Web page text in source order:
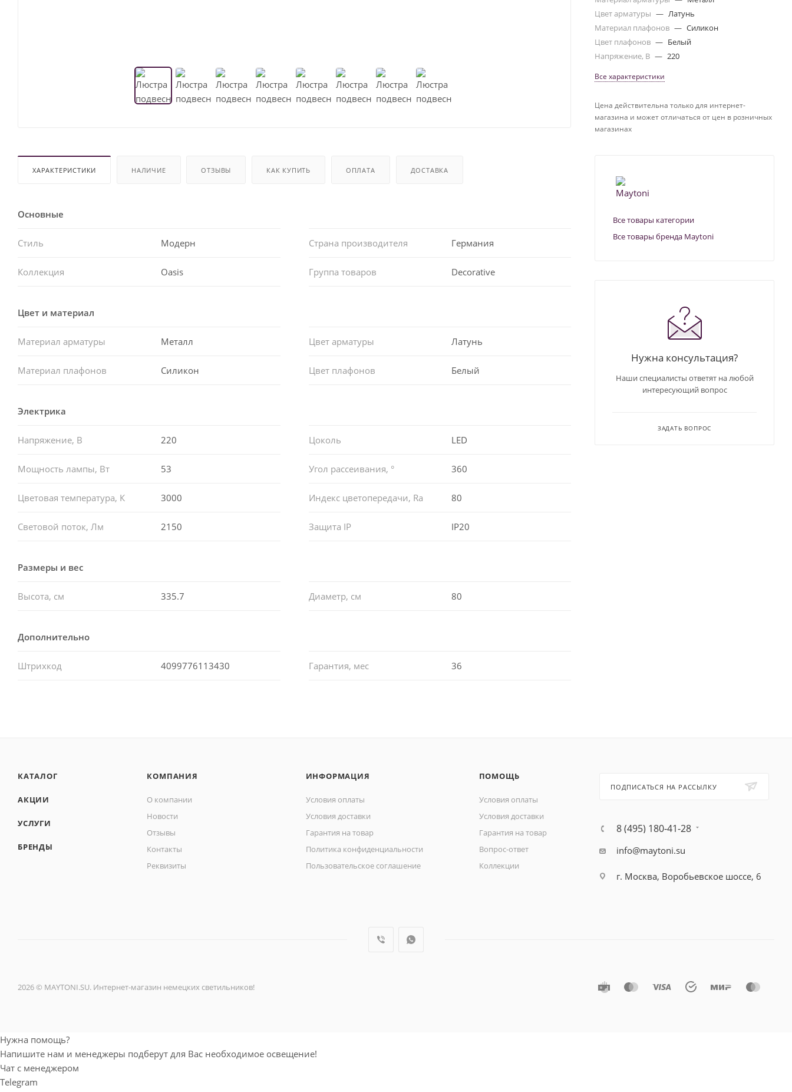
ХАРАКТЕРИСТИКИ НАЛИЧИЕ ОТЗЫВЫ КАК КУПИТЬ ОПЛАТА ДОСТАВКА
Основные
Стиль Модерн Страна производителя Германия
Коллекция Oasis Группа товаров Decorative
Цвет и материал
Материал арматуры Металл Цвет арматуры Латунь
Материал плафонов Силикон Цвет плафонов Белый
Электрика
Напряжение, В 220 Цоколь LED
Мощность лампы, Вт 53 Угол рассеивания, ° 360
Цветовая температура, К 3000 Индекс цветопередачи, Ra 80
Световой поток, Лм 2150 Защита IP IP20
Размеры и вес
Высота, см 335.7 Диаметр, см 80
Дополнительно
Штрихкод 4099776113430 Гарантия, мес 36
Цвет арматуры — Латунь
Материал плафонов — Силикон
Цвет плафонов — Белый
Напряжение, В — 220
Все характеристики
Цена действительна только для интернет-
магазина и может отличаться от цен в розничных
магазинах
Все товары категории
Все товары бренда Maytoni
Нужна консультация?
Наши специалисты ответят на любой
интересующий вопрос
ЗАДАТЬ ВОПРОС
КАТАЛОГ
АКЦИИ
УСЛУГИ
БРЕНДЫ
КОМПАНИЯ
О компании
Новости
Отзывы
Контакты
Реквизиты
ИНФОРМАЦИЯ
Условия оплаты
Условия доставки
Гарантия на товар
Политика конфиденциальности
Пользовательское соглашение
ПОМОЩЬ
Условия оплаты
Условия доставки
Гарантия на товар
Вопрос-ответ
Коллекции
ПОДПИСАТЬСЯ НА РАССЫЛКУ
8 (495) 180-41-28
info@maytoni.su
г. Москва, Воробьевское шоссе, 6
2026 © MAYTONI.SU. Интернет-магазин немецких светильников!
Нужна помощь?
Напишите нам и менеджеры подберут для Вас необходимое освещение!
Чат с менеджером
Telegram